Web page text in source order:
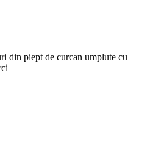
din piept de curcan umplute cu